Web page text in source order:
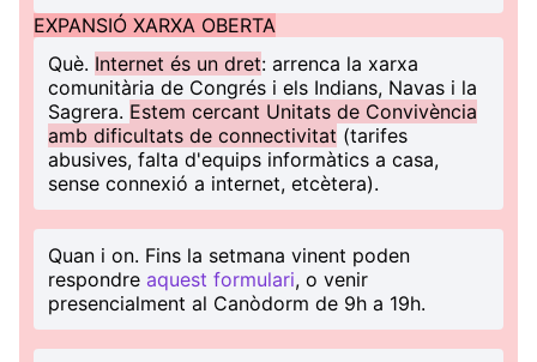
EXPANSIÓ XARXA OBERTA
Què. Internet és un dret: arrenca la xarxa
comunitària de Congrés i els Indians, Navas i la
Sagrera. Estem cercant Unitats de Convivència
amb dificultats de connectivitat (tarifes
abusives, falta d'equips informàtics a casa,
sense connexió a internet, etcètera).
Quan i on. Fins la setmana vinent poden
respondre aquest formulari, o venir
presencialment al Canòdorm de 9h a 19h.